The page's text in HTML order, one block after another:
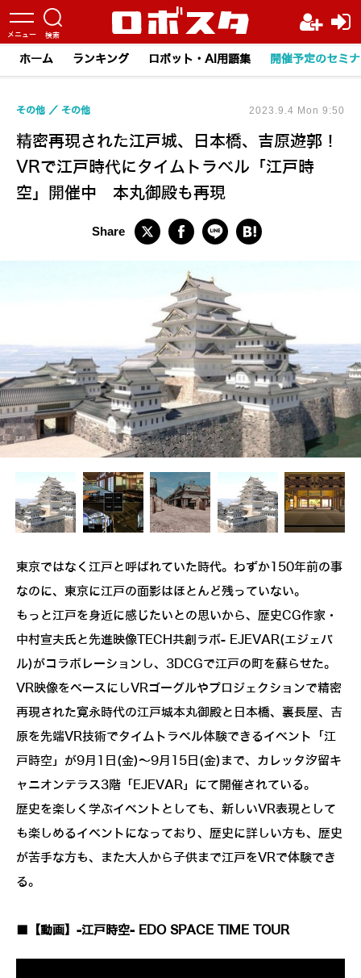
ホーム ランキング ロボット・AI用語集 開催予定のセミ
精密再現された江戸城、日本橋、吉原遊郭！
VRで江戸時代にタイムトラベル「江戸時
空」開催中 本丸御殿も再現
その他 その他 2023.9.4 Mon 9:50
東京ではなく江戸と呼ばれていた時代。わずか150年前の事
なのに、東京に江戸の面影はほとんど残っていない。
もっと江戸を身近に感じたいとの思いから、歴史CG作家・
中村宣夫氏と先進映像TECH共創ラボ- EJEVAR(エジェバ
ル)がコラボレーションし、3DCGで江戸の町を蘇らせた。
VR映像をベースにしVRゴーグルやプロジェクションで精密
再現された寛永時代の江戸城本丸御殿と日本橋、裏長屋、吉
原を先端VR技術でタイムトラベル体験できるイベント「江
戸時空」が9月1日(金)～9月15日(金)まで、カレッタ汐留キ
ャニオンテラス3階「EJEVAR」にて開催されている。
歴史を楽しく学ぶイベントとしても、新しいVR表現として
も楽しめるイベントになっており、歴史に詳しい方も、歴史
が苦手な方も、また大人から子供まで江戸をVRで体験でき
る。
■【動画】-江戸時空- EDO SPACE TIME TOUR